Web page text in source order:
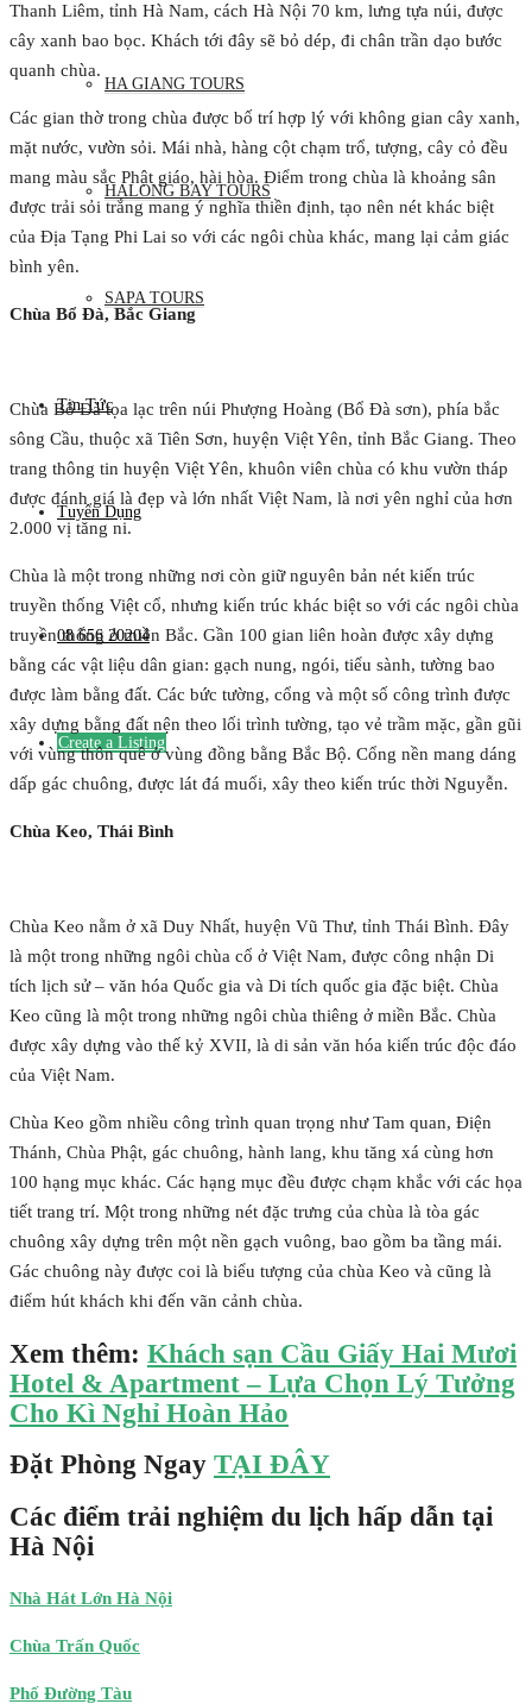
HA GIANG TOURS
HALONG BAY TOURS
SAPA TOURS
Tin Tức
Tuyển Dụng
08 656 20204
Create a Listing
Thanh Liêm, tỉnh Hà Nam, cách Hà Nội 70 km, lưng tựa núi, được
cây xanh bao bọc. Khách tới đây sẽ bỏ dép, đi chân trần dạo bước
quanh chùa.
Các gian thờ trong chùa được bố trí hợp lý với không gian cây xanh,
mặt nước, vườn sỏi. Mái nhà, hàng cột chạm trổ, tượng, cây cỏ đều
mang màu sắc Phật giáo, hài hòa. Điểm trong chùa là khoảng sân
được trải sỏi trắng mang ý nghĩa thiền định, tạo nên nét khác biệt
của Địa Tạng Phi Lai so với các ngôi chùa khác, mang lại cảm giác
bình yên.
Chùa Bổ Đà, Bắc Giang
Chùa Bổ Đà tọa lạc trên núi Phượng Hoàng (Bổ Đà sơn), phía bắc
sông Cầu, thuộc xã Tiên Sơn, huyện Việt Yên, tỉnh Bắc Giang. Theo
trang thông tin huyện Việt Yên, khuôn viên chùa có khu vườn tháp
được đánh giá là đẹp và lớn nhất Việt Nam, là nơi yên nghỉ của hơn
2.000 vị tăng ni.
Chùa là một trong những nơi còn giữ nguyên bản nét kiến trúc
truyền thống Việt cổ, nhưng kiến trúc khác biệt so với các ngôi chùa
truyền thống ở miền Bắc. Gần 100 gian liên hoàn được xây dựng
bằng các vật liệu dân gian: gạch nung, ngói, tiểu sành, tường bao
được làm bằng đất. Các bức tường, cổng và một số công trình được
xây dựng bằng đất nện theo lối trình tường, tạo vẻ trầm mặc, gần gũi
với vùng thôn quê ở vùng đồng bằng Bắc Bộ. Cổng nền mang dáng
dấp gác chuông, được lát đá muối, xây theo kiến trúc thời Nguyễn.
Chùa Keo, Thái Bình
Chùa Keo nằm ở xã Duy Nhất, huyện Vũ Thư, tỉnh Thái Bình. Đây
là một trong những ngôi chùa cổ ở Việt Nam, được công nhận Di
tích lịch sử – văn hóa Quốc gia và Di tích quốc gia đặc biệt. Chùa
Keo cũng là một trong những ngôi chùa thiêng ở miền Bắc. Chùa
được xây dựng vào thế kỷ XVII, là di sản văn hóa kiến trúc độc đáo
của Việt Nam.
Chùa Keo gồm nhiều công trình quan trọng như Tam quan, Điện
Thánh, Chùa Phật, gác chuông, hành lang, khu tăng xá cùng hơn
100 hạng mục khác. Các hạng mục đều được chạm khắc với các họa
tiết trang trí. Một trong những nét đặc trưng của chùa là tòa gác
chuông xây dựng trên một nền gạch vuông, bao gồm ba tầng mái.
Gác chuông này được coi là biểu tượng của chùa Keo và cũng là
điểm hút khách khi đến vãn cảnh chùa.
Xem thêm: Khách sạn Cầu Giấy Hai Mươi
Hotel & Apartment – Lựa Chọn Lý Tưởng
Cho Kì Nghỉ Hoàn Hảo
Đặt Phòng Ngay TẠI ĐÂY
Các điểm trải nghiệm du lịch hấp dẫn tại
Hà Nội
Nhà Hát Lớn Hà Nội
Chùa Trấn Quốc
Phố Đường Tàu